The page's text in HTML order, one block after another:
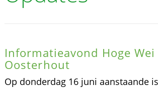
Informatieavond Hoge Wei
Oosterhout
Op donderdag 16 juni aanstaande